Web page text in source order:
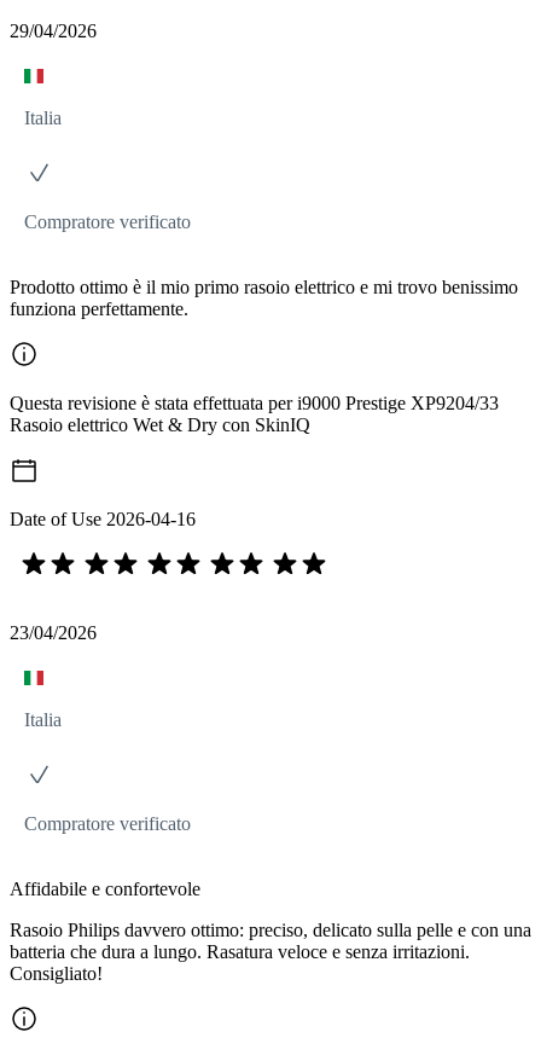
29/04/2026
Italia
Compratore verificato
Prodotto ottimo è il mio primo rasoio elettrico e mi trovo benissimo
funziona perfettamente.
Questa revisione è stata effettuata per i9000 Prestige XP9204/33
Rasoio elettrico Wet & Dry con SkinIQ
Date of Use 2026-04-16
23/04/2026
Italia
Compratore verificato
Affidabile e confortevole
Rasoio Philips davvero ottimo: preciso, delicato sulla pelle e con una
batteria che dura a lungo. Rasatura veloce e senza irritazioni.
Consigliato!